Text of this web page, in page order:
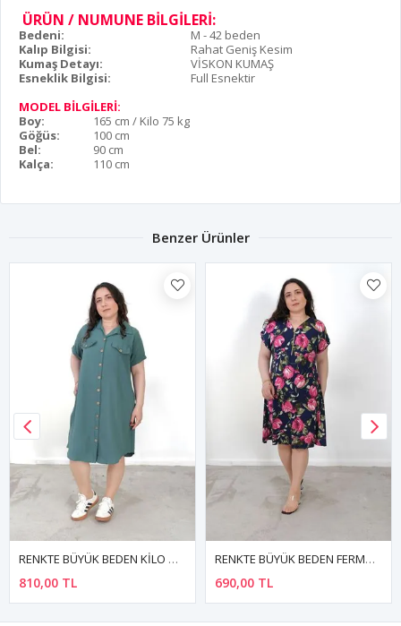
ÜRÜN / NUMUNE BİLGİLERİ:
Bedeni:
M - 42 beden
Kalıp Bilgisi:
Rahat Geniş Kesim
Kumaş Detayı:
VİSKON KUMAŞ
Esneklik Bilgisi:
Full Esnektir
MODEL BİLGİLERİ:
Boy:
165 cm / Kilo 75 kg
Göğüs:
100 cm
Bel:
90 cm
Kalça:
110 cm
Benzer Ürünler
RENKTE BÜYÜK BEDEN FERMUARLI PAMUKLU ESNEK ELBİSE
690,00 TL
RENKTE BÜYÜK BEDEN HAZIR YAKALI YIRTMAÇLI SALAŞ YEŞİL ELBİSE
970,00 TL